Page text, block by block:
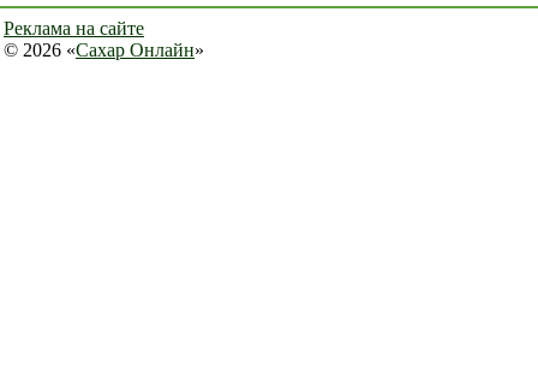
Реклама на сайте
© 2026 «Сахар Онлайн»